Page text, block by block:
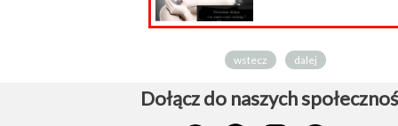
wstecz dalej
Dołącz do naszych